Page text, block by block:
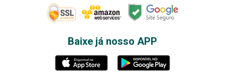
Baixe já nosso APP